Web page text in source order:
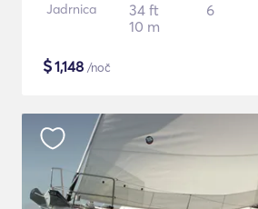
Jadrnica
34 ft
10 m
6
$1,148 /noč